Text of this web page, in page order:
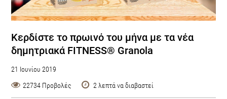
Kερδίστε το πρωινό του μήνα με τα νέα
δημητριακά FITNESS® Granola
21 Ιουνίου 2019
22734 Προβολές
2 λεπτά να διαβαστεί